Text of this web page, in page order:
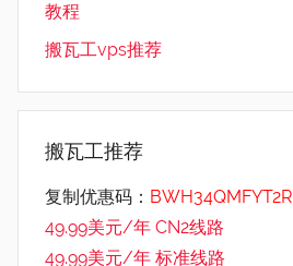
教程
搬瓦工vps推荐
搬瓦工推荐
复制优惠码： BWH34QMFYT2R
49.99美元/年 CN2线路
49.99美元/年 标准线路